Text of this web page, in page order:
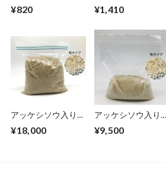
¥820 ¥1,410
アッケシソウ入り3
イプ)1kg
¥18,000
アッケシソウ入り3
イプ)500g
¥9,500